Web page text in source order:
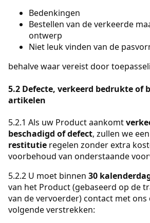
Bedenkingen
Bestellen van de verkeerde
ontwerp
Niet leuk vinden van de
behalve waar vereist door
5.2 Defecte, verkeerd bedrukte of
artikelen
5.2.1 Als uw Product aankomt
beschadigd of defect, zullen we een
restitutie regelen zonder extra
voorbehoud van onderstaande
5.2.2 U moet binnen 30
van het Product (gebaseerd op de
van de vervoerder) contact met
volgende verstrekken: